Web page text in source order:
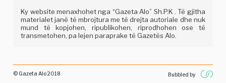
Ky website menaxhohet nga “Gazeta Alo” Sh.P.K . Të gjitha
materialet janë të mbrojtura me të drejta autoriale dhe nuk
mund të kopjohen, ripublikohen, riprodhohen ose të
transmetohen, pa lejen paraprake të Gazetës Alo.
© Gazeta Alo 2018 Bubbled by